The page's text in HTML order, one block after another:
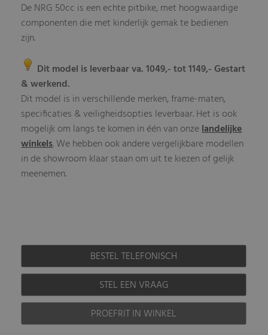
De NRG 50cc is een echte pitbike, met hoogwaardige
componenten die met kinderlijk gemak te bedienen
zijn.
Dit model is leverbaar va. 1049,- tot 1149,- Gestart
& werkend.
Dit model is in verschillende merken, frame-maten,
specificaties & veiligheidsopties leverbaar. Het is ook
mogelijk om langs te komen in één van onzelandelijke
winkels. We hebben ook andere vergelijkbare modellen
in de showroom klaar staan om uit te kiezen of gelijk
meenemen.
BESTEL TELEFONISCH
STEL EEN VRAAG
PROEFRIT IN WINKEL